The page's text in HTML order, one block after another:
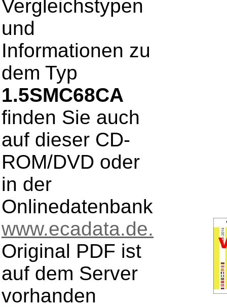
Vergleichstypen
und
Informationen zu
dem Typ
1.5SMC68CA
finden Sie auch
auf dieser CD-
ROM/DVD oder
in der
Onlinedatenbank
www.ecadata.de.
Original PDF ist
auf dem Server
vorhanden